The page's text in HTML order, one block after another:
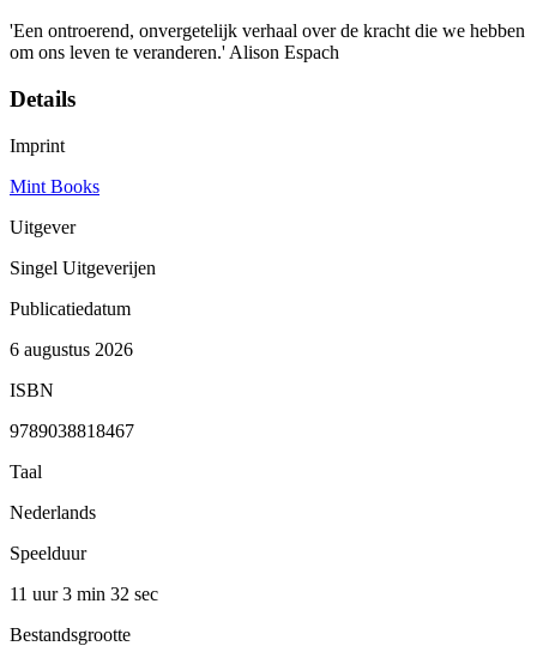
'Een ontroerend, onvergetelijk verhaal over de kracht die we hebben
om ons leven te veranderen.' Alison Espach
Details
Imprint
Mint Books
Uitgever
Singel Uitgeverijen
Publicatiedatum
6 augustus 2026
ISBN
9789038818467
Taal
Nederlands
Speelduur
11 uur 3 min 32 sec
Bestandsgrootte